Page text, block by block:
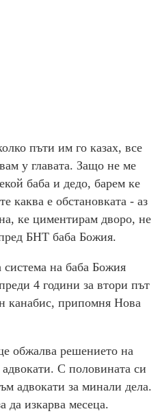
пъти им го казах, все
у главата. Защо не ме
баба и дедо, барем ке
каква е обстановката - аз
ке циментирам дворо, не
БНТ баба Божия.
система на баба Божия
4 години за втори път
канабис, припомня Нова
обжалва решението на
С половината си
адвокати за минали дела.
да изкарва месеца.